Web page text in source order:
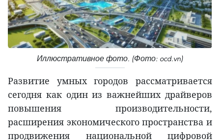
Иллюстративное фото. (Фото: ocd.vn)
Развитие умных городов рассматривается
сегодня как один из важнейших драйверов
повышения производительности,
расширения экономического пространства и
продвижения национальной цифровой